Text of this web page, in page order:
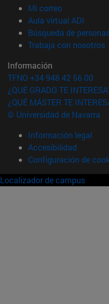
Mi correo(abre en
Aula virtual ADI
Búsqueda de
Trabaja con nosotros
Información
TFNO +34 948 42 56 00
¿QUÉ GRADO TE
¿QUÉ MÁSTER TE
© Universidad de Navarra
Información legal
Accesibilidad
Configuración de
Localizador de campus